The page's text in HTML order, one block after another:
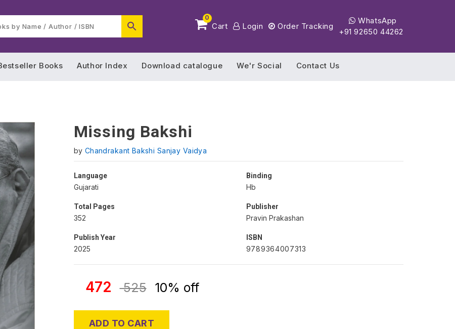
0
Cart Login Order Tracking
WhatsApp
+91 92650 44262
Books Author Index Download catalogue We'r Social Contact Us
Missing Bakshi
by Chandrakant Bakshi Sanjay Vaidya
Language
Gujarati
Binding
Hb
Total Pages
352
Publisher
Pravin Prakashan
Publish Year
2025
ISBN
9789364007313
472 525 10% off
ADD TO CART